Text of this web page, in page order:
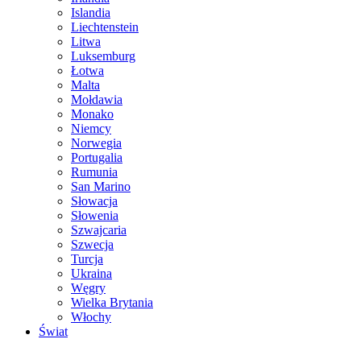
Islandia
Liechtenstein
Litwa
Luksemburg
Łotwa
Malta
Mołdawia
Monako
Niemcy
Norwegia
Portugalia
Rumunia
San Marino
Słowacja
Słowenia
Szwajcaria
Szwecja
Turcja
Ukraina
Węgry
Wielka Brytania
Włochy
Świat